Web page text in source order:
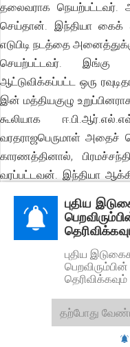
தலைவராக நெயற்பட்டவர்.
செய்தான். இந்தியா கைக்
எடுபிடி நடத்தை
செயற்பட்டவர். இங்கு
ஆட்டுவிக்கப்பட்ட ஒரு
இன் மத்தியகுழு
கூலியாக
வரதராஜபெருமாள் அதைச்
காரணத்தினால்,
வரப்பட்டவன். இந்தியா
இலங்கை மற்றும்
ஈ.பி.ஆர்.எல்.எவ்ம்
அதிகார வர்க்கம் புதிய
வருடம் இரண்டு
வரதராஜபெருமாள்
இழந்த வாழ்வின்
முரண்பாடாக வெடித்து.
தலைவர்களும்
இந்தியாவில் வாங்கி
புதிய
புதிய
தெரிவிக்கவும்
தற்போது